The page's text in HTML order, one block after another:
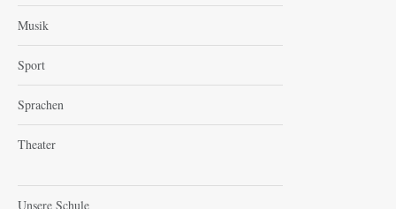
Musik
Sport
Sprachen
Theater
Unsere Schule